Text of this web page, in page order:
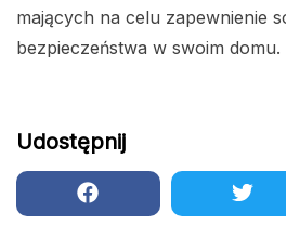
mających na celu zapewnienie
bezpieczeństwa w swoim domu.
Udostępnij